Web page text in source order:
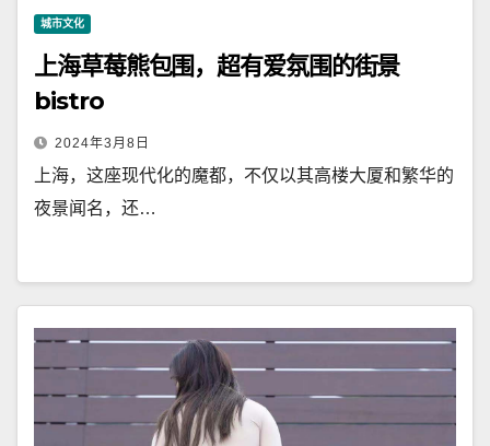
城市文化
上海草莓熊包围，超有爱氛围的街景
bistro
2024年3月8日
上海，这座现代化的魔都，不仅以其高楼大厦和繁华的
夜景闻名，还…